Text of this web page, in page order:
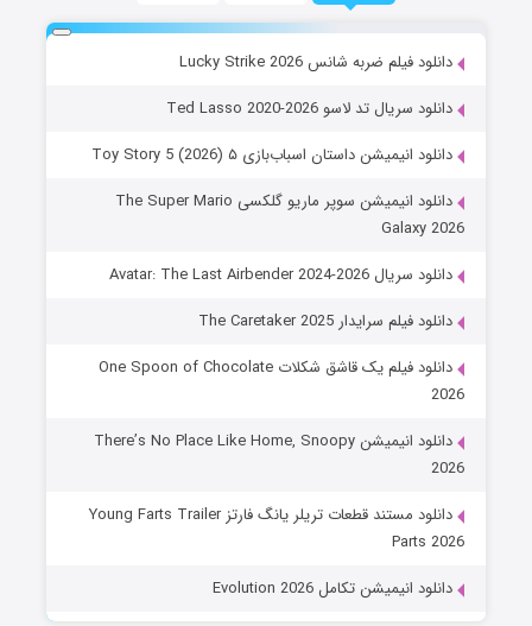
دانلود فیلم ضربه شانس Lucky Strike 2026
دانلود سریال تد لاسو Ted Lasso 2020-2026
دانلود انیمیشن داستان اسباب‌بازی ۵ Toy Story 5 (2026)
دانلود انیمیشن سوپر ماریو گلکسی The Super Mario
Galaxy 2026
دانلود سریال Avatar: The Last Airbender 2024-2026
دانلود فیلم سرایدار The Caretaker 2025
دانلود فیلم یک قاشق شکلات One Spoon of Chocolate
2026
دانلود انیمیشن There’s No Place Like Home, Snoopy
2026
دانلود مستند قطعات تریلر یانگ فارتز Young Farts Trailer
Parts 2026
دانلود انیمیشن تکامل Evolution 2026